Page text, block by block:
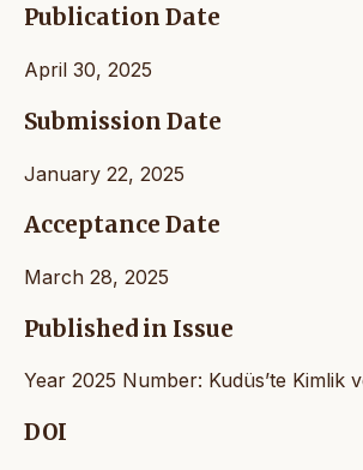
Publication Date
April 30, 2025
Submission Date
January 22, 2025
Acceptance Date
March 28, 2025
Published in Issue
Year 2025 Number: Kudüs’te Kimlik
DOI